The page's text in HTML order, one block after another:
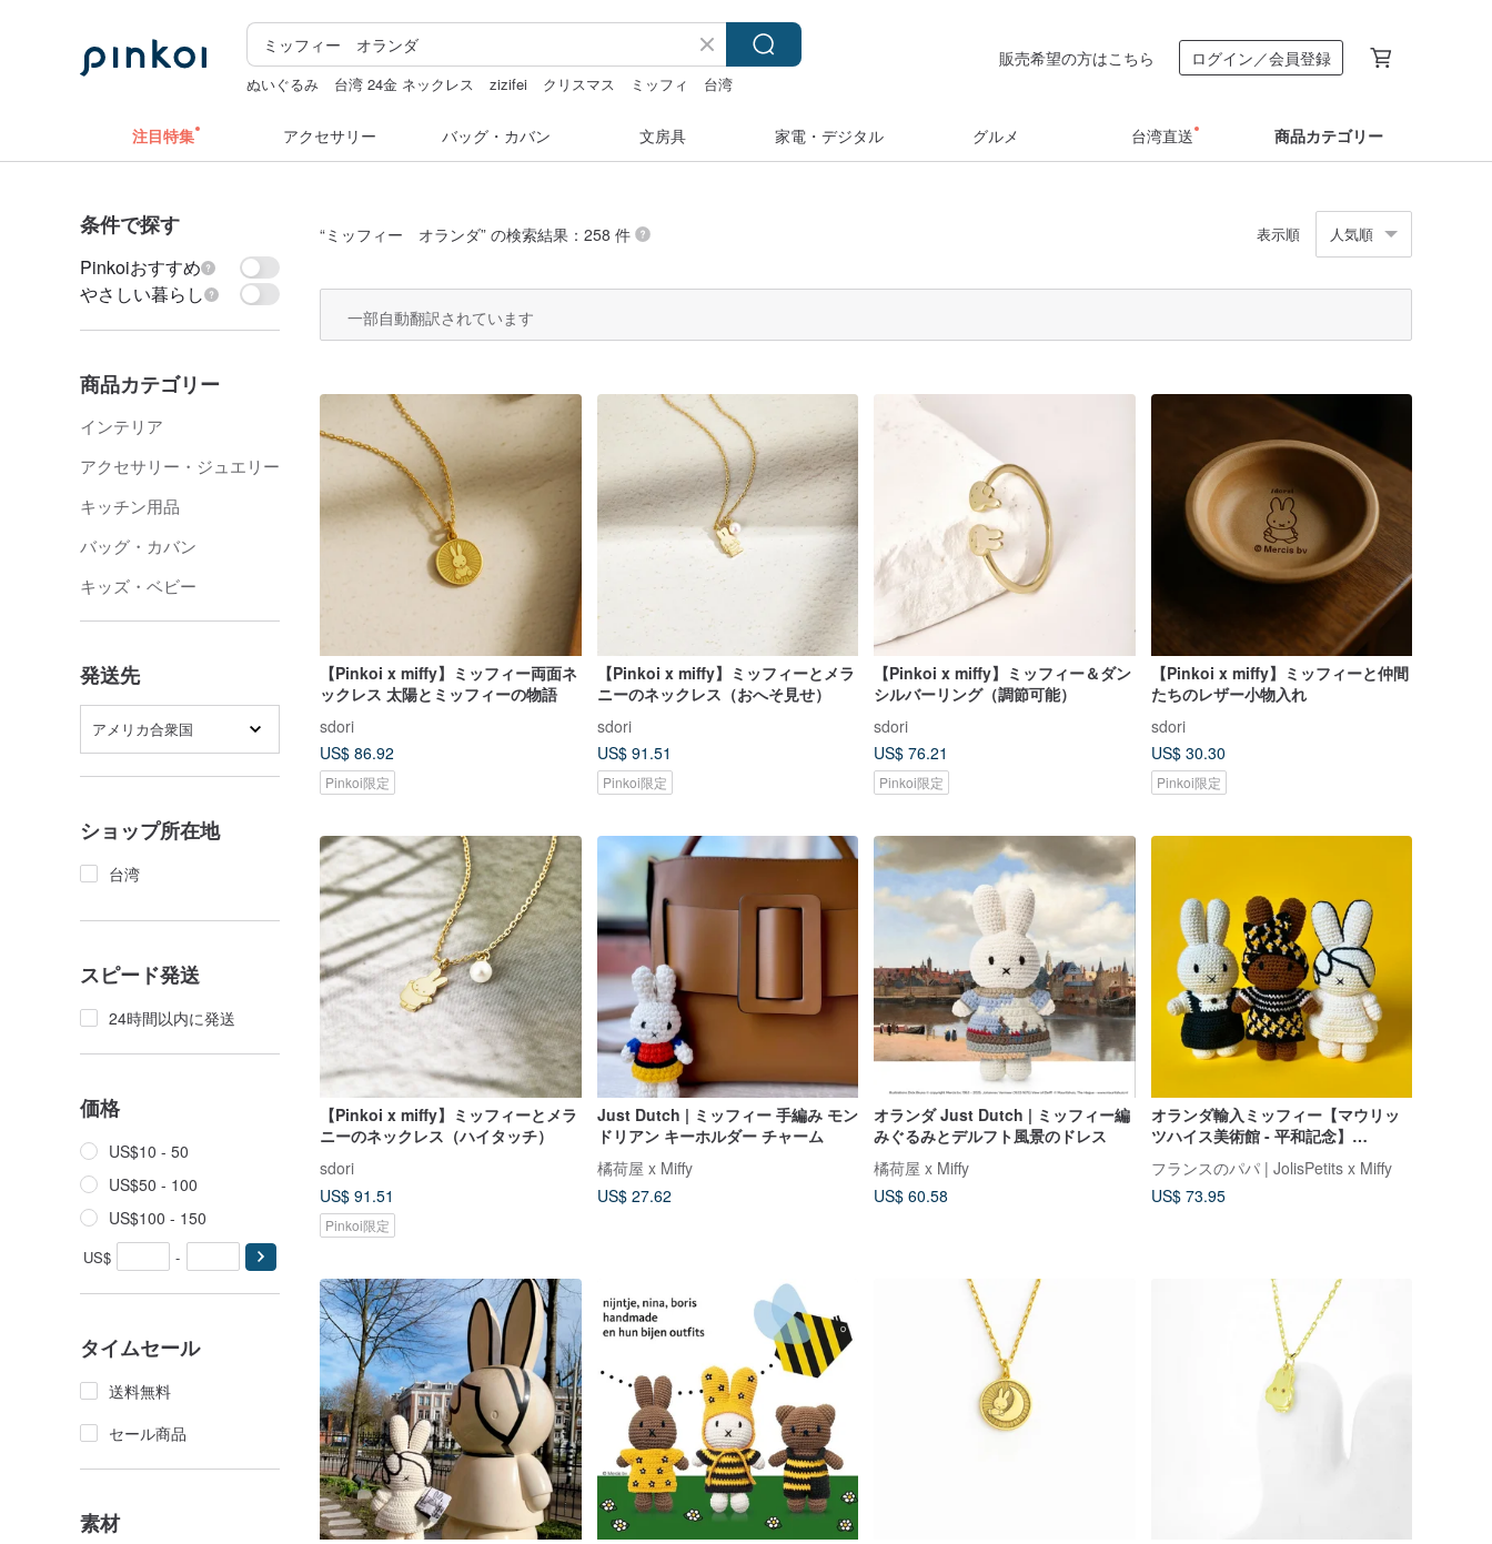
ぬいぐるみ 台湾 24金 ネックレス zizifei クリスマス ミッフィ
台湾
販売希望の方はこちら ログイン／会員登録
注目特集 アクセサリー バッグ・カバン 文房具 家電・デジタル グルメ 台湾直送 商品カテゴリー
条件で探す
Pinkoiおすすめ
やさしい暮らし
商品カテゴリー
インテリア
アクセサリー・ジュエリー
キッチン用品
バッグ・カバン
キッズ・ベビー
発送先
アメリカ合衆国
ショップ所在地
台湾
スピード発送
24時間以内に発送
価格
US$10 - 50
US$50 - 100
US$100 - 150
US$ -
タイムセール
送料無料
セール商品
素材
“ミッフィー オランダ” の検索結果：258 件 表示順 人気順
一部自動翻訳されています
【Pinkoi x miffy】ミッフィー両面ネ
ックレス 太陽とミッフィーの物語
sdori
US$ 86.92
Pinkoi限定
【Pinkoi x miffy】ミッフィーとメラ
ニーのネックレス（おへそ見せ）
sdori
US$ 91.51
Pinkoi限定
【Pinkoi x miffy】ミッフィー＆ダン
シルバーリング（調節可能）
sdori
US$ 76.21
Pinkoi限定
【Pinkoi x miffy】ミッフィーと仲間
たちのレザー小物入れ
sdori
US$ 30.30
Pinkoi限定
【Pinkoi x miffy】ミッフィーとメラ
ニーのネックレス（ハイタッチ）
sdori
US$ 91.51
Pinkoi限定
Just Dutch | ミッフィー 手編み モン
ドリアン キーホルダー チャーム
橘荷屋 x Miffy
US$ 27.62
オランダ Just Dutch | ミッフィー編
みぐるみとデルフト風景のドレス
橘荷屋 x Miffy
US$ 60.58
オランダ輸入ミッフィー【マウリッ
ツハイス美術館 - 平和記念】
フランスのパパ | JolisPetits x Miffy
US$ 73.95